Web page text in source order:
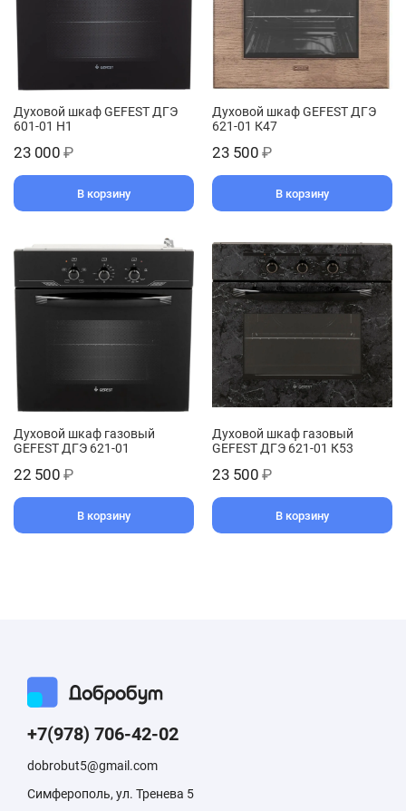
Духовой шкаф GEFEST ДГЭ
601-01 Н1
23 000 ₽
В корзину
Духовой шкаф GEFEST ДГЭ
621-01 К47
23 500 ₽
В корзину
Духовой шкаф газовый
GEFEST ДГЭ 621-01
22 500 ₽
В корзину
Духовой шкаф газовый
GEFEST ДГЭ 621-01 К53
23 500 ₽
В корзину
+7(978) 706-42-02
dobrobut5@gmail.com
Симферополь, ул. Тренева 5